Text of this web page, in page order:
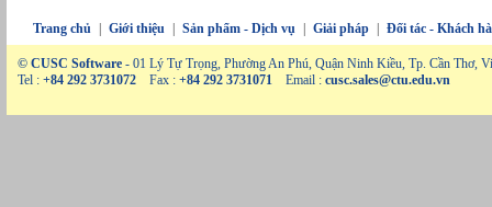
Trang chủ Giới thiệu Sản phẩm - Dịch vụ Giải pháp Đối tác - Khách
© CUSC Software - 01 Lý Tự Trọng, Phường An Phú, Quận Ninh Kiều, Tp. Cần Thơ,
Tel : +84 292 3731072 Fax : +84 292 3731071 Email : cusc.sales@ctu.edu.vn